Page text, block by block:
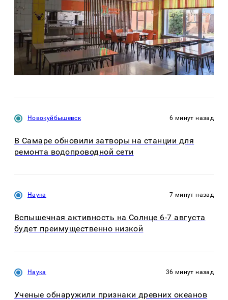
Новокуйбышевск 6 минут назад
В Самаре обновили затворы на станции для
ремонта водопроводной сети
Наука 7 минут назад
Вспышечная активность на Солнце 6-7 августа
будет преимущественно низкой
Наука 36 минут назад
Ученые обнаружили признаки древних океанов